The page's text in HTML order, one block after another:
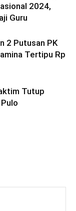
2024,
Guru
2 Putusan PK
Tertipu Rp
Tutup